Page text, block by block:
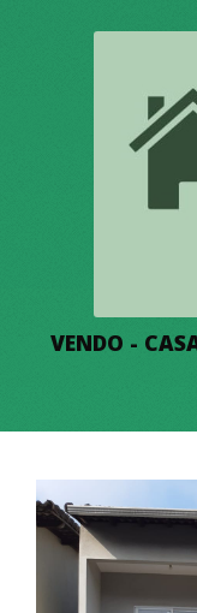
VENDO -